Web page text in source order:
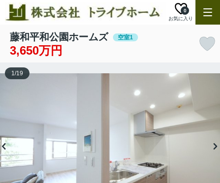
お気に入り
0
藤和平和公園ホームズ 空室1
3,650万円
1/19